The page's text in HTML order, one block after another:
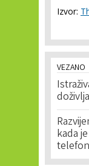
Izvor:
VEZANO
kada